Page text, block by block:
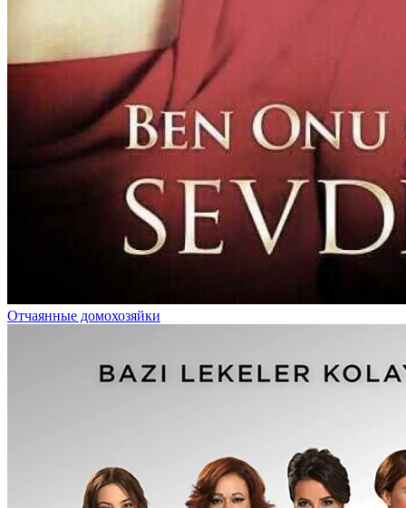
Отчаянные домохозяйки